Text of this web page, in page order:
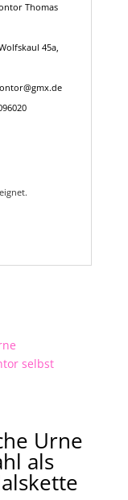
Thomas
45a,
Urne
als